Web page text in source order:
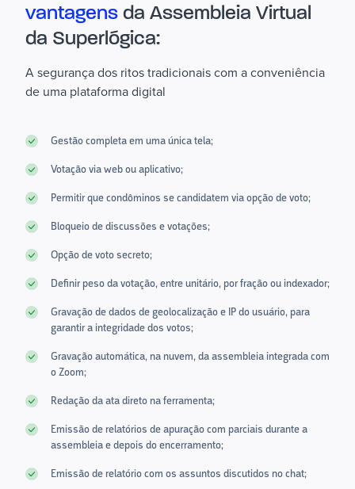
vantagens da Assembleia Virtual
da Superlógica:
A segurança dos ritos tradicionais com a conveniência
de uma plataforma digital
Gestão completa em uma única tela;
Votação via web ou aplicativo;
Permitir que condôminos se candidatem via opção de voto;
Bloqueio de discussões e votações;
Opção de voto secreto;
Definir peso da votação, entre unitário, por fração ou indexador;
Gravação de dados de geolocalização e IP do usuário, para
garantir a integridade dos votos;
Gravação automática, na nuvem, da assembleia integrada com
o Zoom;
Redação da ata direto na ferramenta;
Emissão de relatórios de apuração com parciais durante a
assembleia e depois do encerramento;
Emissão de relatório com os assuntos discutidos no chat;